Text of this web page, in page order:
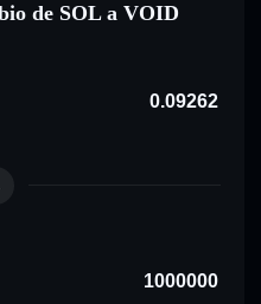
de SOL a VOID